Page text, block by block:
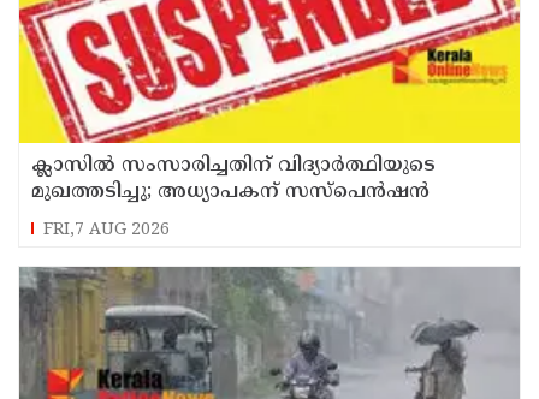
ക്ലാസിൽ സംസാരിച്ചതിന് വിദ്യാര്‍ത്ഥിയുടെ
മുഖത്തടിച്ചു; അധ്യാപകന് സസ്പെൻഷൻ
FRI,7 AUG 2026